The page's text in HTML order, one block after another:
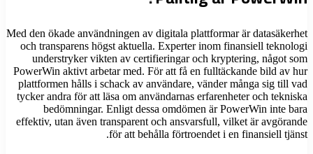
Med den ökade användningen av digitala plattformar är datasäkerhet
och transparens högst aktuella. Experter inom finansiell teknologi
understryker vikten av certifieringar och kryptering, något som
PowerWin aktivt arbetar med. För att få en fulltäckande bild av hur
plattformen hålls i schack av användare, vänder många sig till vad
tycker andra för att läsa om användarnas erfarenheter och tekniska
bedömningar. Enligt dessa omdömen är PowerWin inte bara
effektiv, utan även transparent och ansvarsfull, vilket är avgörande
för att behålla förtroendet i en finansiell tjänst.